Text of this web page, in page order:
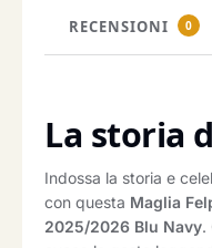
RECENSIONI 0
La storia
Indossa la storia e
con questa Maglia
2025/2026 Blu Navy.